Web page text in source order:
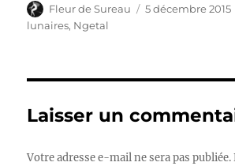
Auteur
Fleur de Sureau
Publié
5 décembre 2015
lunaires, Ngetal
Laisser un
Votre adresse e-mail ne sera pas publiée.